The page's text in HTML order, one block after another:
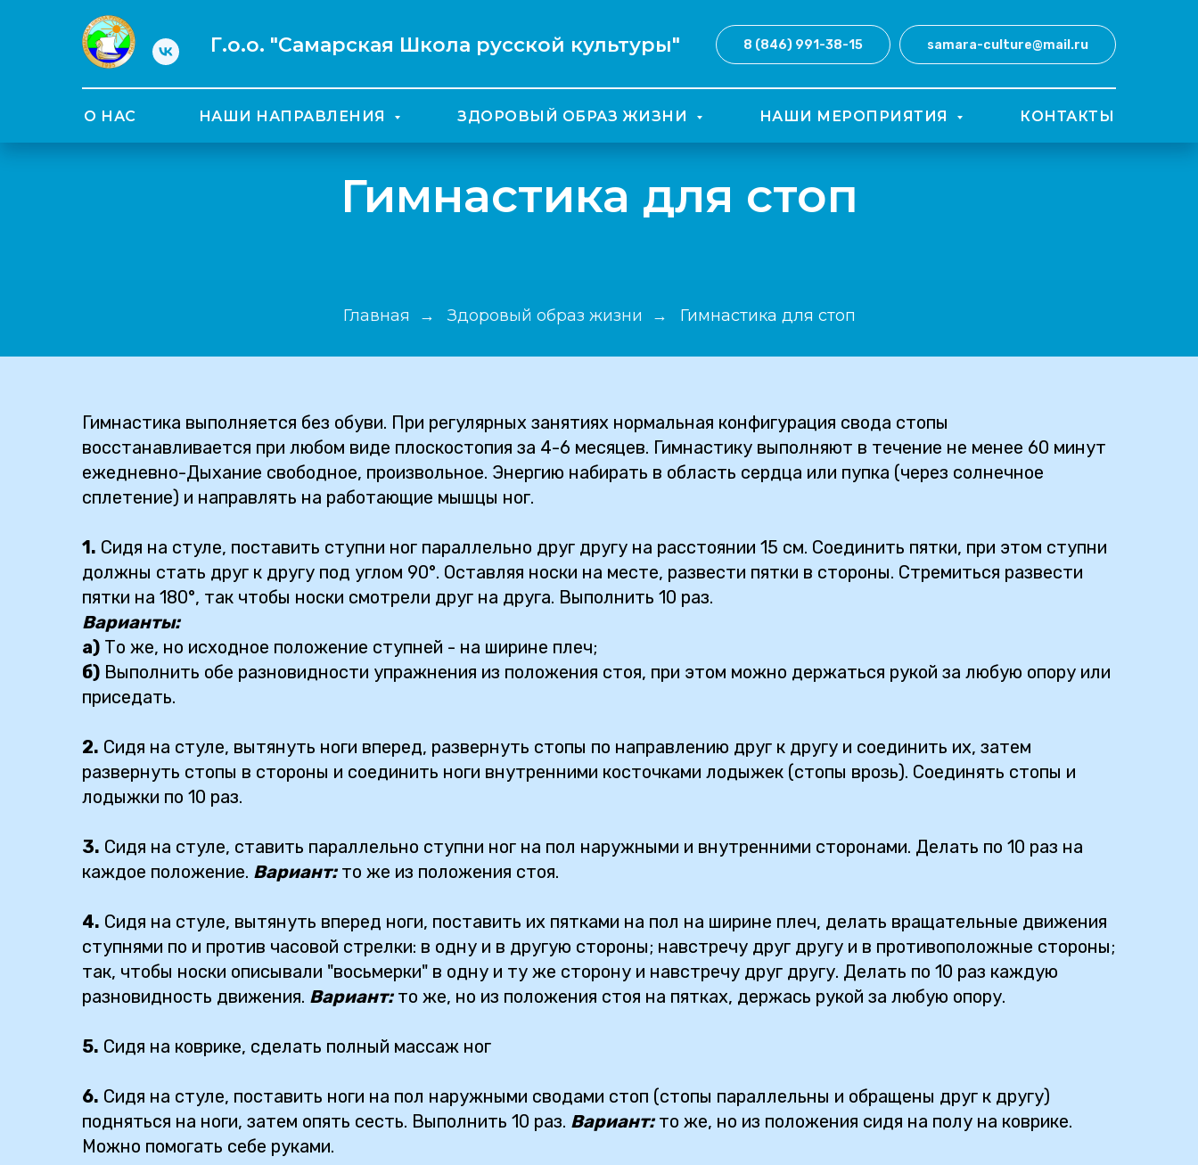
Г.о.о. "Самарская Школа русской культуры" 8 (846) 991-38-15 samara-culture@mail.ru
О НАС НАШИ НАПРАВЛЕНИЯ ЗДОРОВЫЙ ОБРАЗ ЖИЗНИ НАШИ МЕРОПРИЯТИЯ КОНТАКТЫ
Гимнастика для стоп
Главная → Здоровый образ жизни → Гимнастика для стоп
Гимнастика выполняется без обуви. При регулярных занятиях нормальная конфигурация свода стопы
восстанавливается при любом виде плоскостопия за 4-6 месяцев. Гимнастику выполняют в течение не менее 60 минут
ежедневно-Дыхание свободное, произвольное. Энергию набирать в область сердца или пупка (через солнечное
сплетение) и направлять на работающие мышцы ног.
1. Сидя на стуле, поставить ступни ног параллельно друг другу на расстоянии 15 см. Соединить пятки, при этом ступни
должны стать друг к другу под углом 90°. Оставляя носки на месте, развести пятки в стороны. Стремиться развести
пятки на 180°, так чтобы носки смотрели друг на друга. Выполнить 10 раз.
Варианты:
а) То же, но исходное положение ступней - на ширине плеч;
б) Выполнить обе разновидности упражнения из положения стоя, при этом можно держаться рукой за любую опору или
приседать.
2. Сидя на стуле, вытянуть ноги вперед, развернуть стопы по направлению друг к другу и соединить их, затем
развернуть стопы в стороны и соединить ноги внутренними косточками лодыжек (стопы врозь). Соединять стопы и
лодыжки по 10 раз.
3. Сидя на стуле, ставить параллельно ступни ног на пол наружными и внутренними сторонами. Делать по 10 раз на
каждое положение. Вариант:то же из положения стоя.
4. Сидя на стуле, вытянуть вперед ноги, поставить их пятками на пол на ширине плеч, делать вращательные движения
ступнями по и против часовой стрелки: в одну и в другую стороны; навстречу друг другу и в противоположные стороны;
так, чтобы носки описывали "восьмерки" в одну и ту же сторону и навстречу друг другу. Делать по 10 раз каждую
разновидность движения. Вариант:то же, но из положения стоя на пятках, держась рукой за любую опору.
5. Сидя на коврике, сделать полный массаж ног
6. Сидя на стуле, поставить ноги на пол наружными сводами стоп (стопы параллельны и обращены друг к другу)
подняться на ноги, затем опять сесть. Выполнить 10 раз. Вариант:то же, но из положения сидя на полу на коврике.
Можно помогать себе руками.